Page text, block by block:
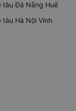
tàu Đà Nẵng Huế
tàu Hà Nội Vinh